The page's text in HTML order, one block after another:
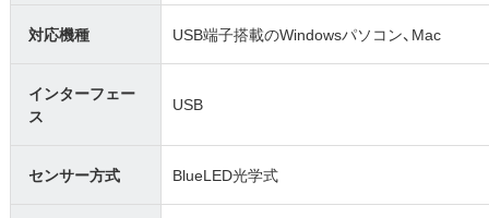
対応機種 USB端子搭載のWindowsパソコン、Mac
インターフェー
ス
USB
センサー方式 BlueLED光学式